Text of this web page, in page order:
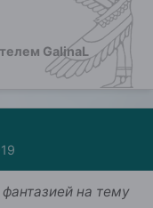
GalinaL
на тему